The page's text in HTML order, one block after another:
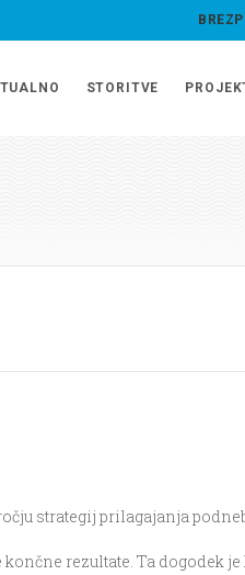
STORITVE
strategij prilagajanja
rezultate. Ta